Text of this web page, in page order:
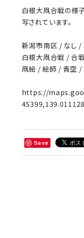
白根大凧合戦の様
写されています。
新潟市南区 / なし
白根大凧合戦 / 合
凧絵 / 絵師 / 青空
https://
Save